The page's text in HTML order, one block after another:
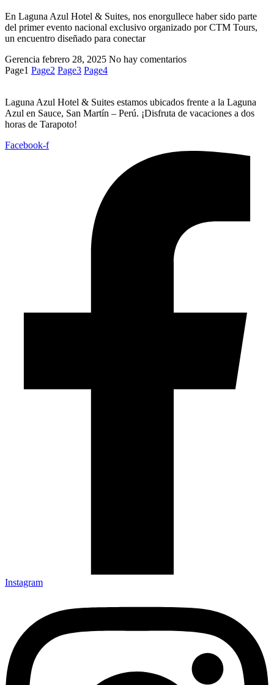
En Laguna Azul Hotel & Suites, nos enorgullece haber sido parte
del primer evento nacional exclusivo organizado por CTM Tours,
un encuentro diseñado para conectar
Gerencia febrero 28, 2025 No hay comentarios
Page1 Page2 Page3 Page4
Laguna Azul Hotel & Suites estamos ubicados frente a la Laguna
Azul en Sauce, San Martín – Perú. ¡Disfruta de vacaciones a dos
horas de Tarapoto!
Facebook-f
Instagram